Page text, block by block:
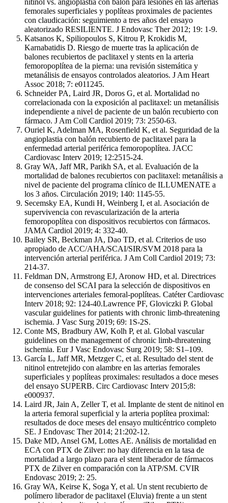
nitinol vs. angioplastia con balón para lesiones en las arterias
femorales superficiales y poplíteas proximales de pacientes
con claudicación: seguimiento a tres años del ensayo
aleatorizado RESILIENTE. J Endovasc Ther 2012; 19: 1-9.
Katsanos K, Spiliopoulos S, Kitrou P, Krokidis M,
Karnabatidis D. Riesgo de muerte tras la aplicación de
balones recubiertos de paclitaxel y stents en la arteria
femoropoplítea de la pierna: una revisión sistemática y
metanálisis de ensayos controlados aleatorios. J Am Heart
Assoc 2018; 7: e011245.
Schneider PA, Laird JR, Doros G, et al. Mortalidad no
correlacionada con la exposición al paclitaxel: un metanálisis
independiente a nivel de paciente de un balón recubierto con
fármaco. J Am Coll Cardiol 2019; 73: 2550-63.
Ouriel K, Adelman MA, Rosenfield K, et al. Seguridad de la
angioplastia con balón recubierto de paclitaxel para la
enfermedad arterial periférica femoropoplítea. JACC
Cardiovasc Interv 2019; 12:2515-24.
Gray WA, Jaff MR, Parikh SA, et al. Evaluación de la
mortalidad de balones recubiertos con paclitaxel: metanálisis a
nivel de paciente del programa clínico de ILLUMENATE a
los 3 años. Circulación 2019; 140: 1145-55.
Secemsky EA, Kundi H, Weinberg I, et al. Asociación de
supervivencia con revascularización de la arteria
femoropoplítea con dispositivos recubiertos con fármacos.
JAMA Cardiol 2019; 4: 332-40.
Bailey SR, Beckman JA, Dao TD, et al. Criterios de uso
apropiado de ACC/AHA/SCAI/SIR/SVM 2018 para la
intervención arterial periférica. J Am Coll Cardiol 2019; 73:
214-37.
Feldman DN, Armstrong EJ, Aronow HD, et al. Directrices
de consenso del SCAI para la selección de dispositivos en
intervenciones arteriales femoral-poplíteas. Catéter Cardiovasc
Interv 2018; 92: 124-40.Lawrence PF, Gloviczki P. Global
vascular guidelines for patients with chronic limb-threatening
ischemia. J Vasc Surg 2019; 69: 1S-2S.
Conte MS, Bradbury AW, Kolh P, et al. Global vascular
guidelines on the management of chronic limb-threatening
ischemia. Eur J Vasc Endovasc Surg 2019; 58: S1–109.
García L, Jaff MR, Metzger C, et al. Resultado del stent de
nitinol entretejido con alambre en las arterias femorales
superficiales y poplíteas proximales: resultados a doce meses
del ensayo SUPERB. Circ Cardiovasc Interv 2015;8:
e000937.
Laird JR, Jain A, Zeller T, et al. Implante de stent de nitinol en
la arteria femoral superficial y la arteria poplítea proximal:
resultados de doce meses del ensayo multicéntrico completo
SE. J Endovasc Ther 2014; 21:202-12.
Dake MD, Ansel GM, Lottes AE. Análisis de mortalidad en
ECA con PTX de Zilver: no hay diferencia en la tasa de
mortalidad a largo plazo para el stent liberador de fármacos
PTX de Zilver en comparación con la ATP/SM. CVIR
Endovasc 2019; 2: 25.
Gray WA, Keirse K, Soga Y, et al. Un stent recubierto de
polímero liberador de paclitaxel (Eluvia) frente a un stent